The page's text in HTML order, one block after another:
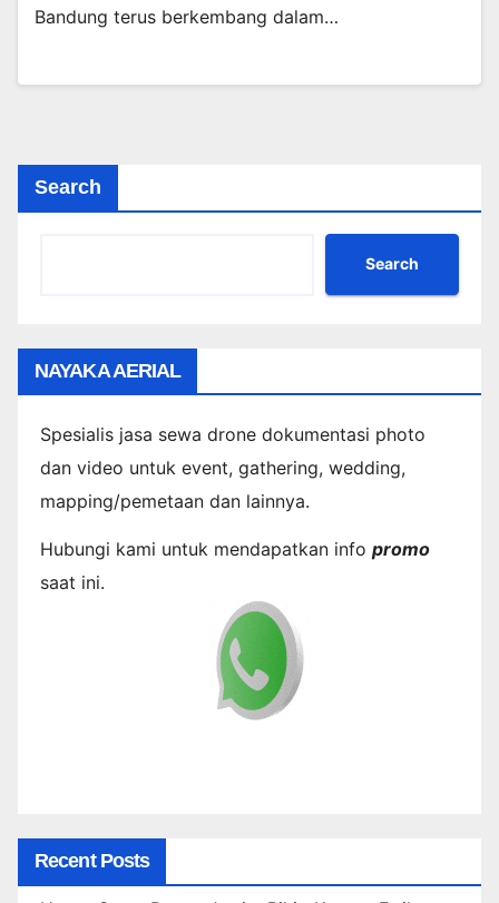
Bandung terus berkembang dalam…
Search
Search
NAYAKA AERIAL
Spesialis jasa sewa drone dokumentasi photo
dan video untuk event, gathering, wedding,
mapping/pemetaan dan lainnya.
Hubungi kami untuk mendapatkan info promo
saat ini.
Recent Posts